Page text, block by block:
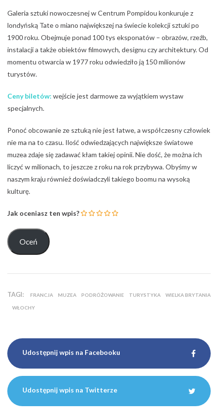
Galeria sztuki nowoczesnej w Centrum Pompidou konkuruje z
londyńską Tate o miano największej na świecie kolekcji sztuki po
1900 roku. Obejmuje ponad 100 tys eksponatów – obrazów, rzeźb,
instalacji a także obiektów filmowych, designu czy architektury. Od
momentu otwarcia w 1977 roku odwiedziło ją 150 milionów
turystów.
Ceny biletów: wejście jest darmowe za wyjątkiem wystaw
specjalnych.
Ponoć obcowanie ze sztuką nie jest łatwe, a współczesny człowiek
nie ma na to czasu. Ilość odwiedzających największe światowe
muzea zdaje się zadawać kłam takiej opinii. Nie dość, że można ich
liczyć w milionach, to jeszcze z roku na rok przybywa. Obyśmy w
naszym kraju również doświadczyli takiego boomu na wysoką
kulturę.
Jak oceniasz ten wpis?
TAGI: FRANCJA MUZEA PODRÓŻOWANIE TURYSTYKA WIELKA BRYTANIA
WŁOCHY
Udostępnij wpis na Facebooku
Udostępnij wpis na Twitterze